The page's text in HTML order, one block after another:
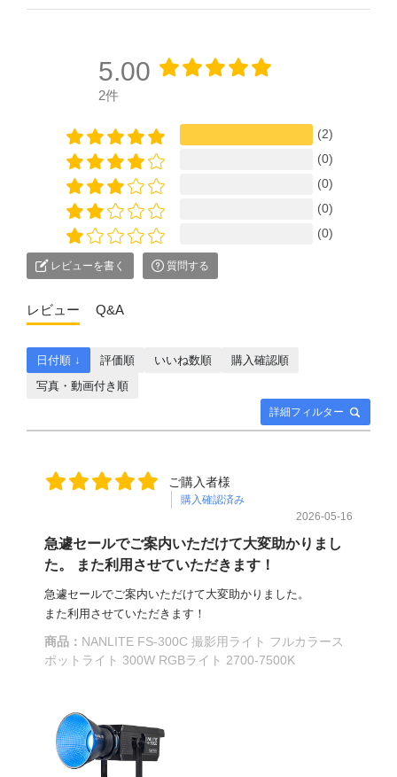
5.00
2件
(2)
(0)
(0)
(0)
(0)
レビューを書く 質問する
レビュー Q&A
詳細フィルター
日付順 ↓ 評価順 いいね数順
購入確認順
写真・動画付き順
ご購入者様
購入確認済み
2026-05-16
急遽セールでご案内いただけて大変助かりまし
た。 また利用させていただきます！
急遽セールでご案内いただけて大変助かりました。
また利用させていただきます！
商品： NANLITE FS-300C 撮影用ライト フルカラース
ポットライト 300W RGBライト 2700-7500K